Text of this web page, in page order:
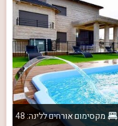
מקסימום אורחים ללינה: 48